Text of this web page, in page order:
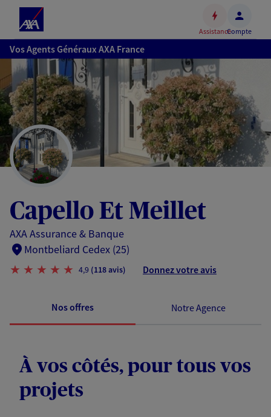
Accéder
au
contenu
principal
Accéder
au
pied
de
page
AssistanceCompte
Vos Agents Généraux AXA France
Capello Et Meillet
AXA Assurance & Banque
Montbeliard Cedex (25)
4,9 (118 avis) Donnez votre avis
Nos offres Notre Agence
À vos côtés, pour tous vos
projets